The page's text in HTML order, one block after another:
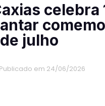
celebra
julho
Publicado em 24/06/2026